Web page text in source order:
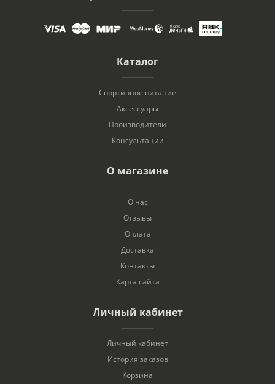
Каталог
Спортивное питание
Аксессуары
Производители
Консультации
Личный кабинет
Личный кабинет
История заказов
Корзина
О магазине
О нас
Отзывы
Оплата
Доставка
Контакты
Карта сайта